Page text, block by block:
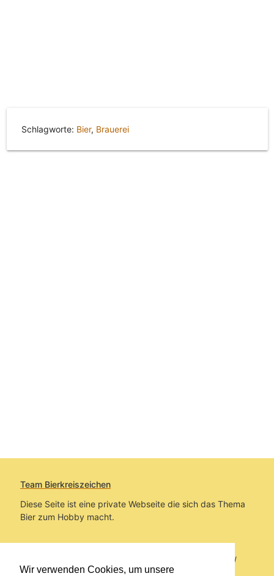
Wir verwenden Cookies, um unsere
Schlagworte: Bier, Brauerei
Team Bierkreiszeichen
Diese Seite ist eine private Webseite die sich das Thema
Bier zum Hobby macht.
Sie befinden sich auf https://www.bierkreiszeichen.at/